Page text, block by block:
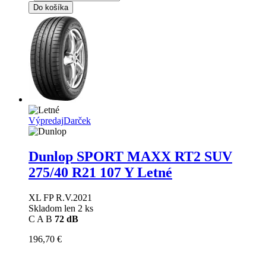
Do košíka
VýpredajDarček
Dunlop SPORT MAXX RT2 SUV
275/40 R21 107 Y Letné
XL FP R.V.2021
Skladom len 2 ks
C A B 72 dB
196,70 €